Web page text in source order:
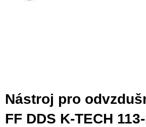
Nástroj pro
FF DDS K-TECH